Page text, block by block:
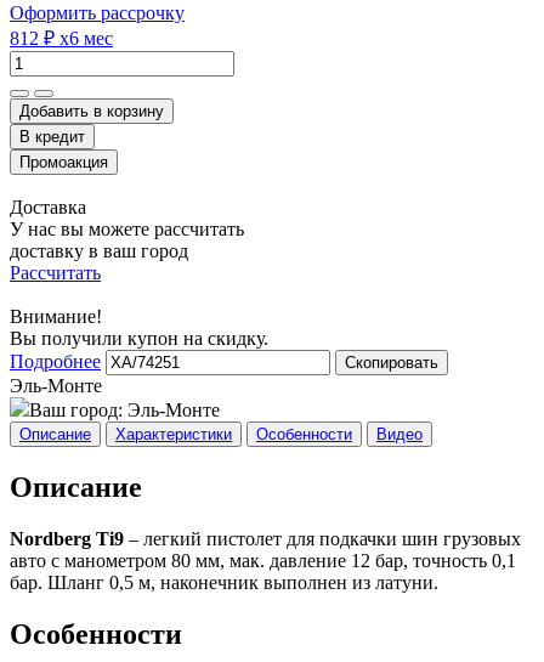
Оформить рассрочку
812 ₽ x6 мес
Добавить в корзину
Доставка
У нас вы можете рассчитать
доставку в ваш город
Рассчитать
Внимание!
Вы получили купон на скидку.
Подробнее
Скопировать
Эль-Монте
Ваш город: Эль-Монте
Описание Характеристики Особенности Видео
Описание
Nordberg Ti9 – легкий пистолет для подкачки шин грузовых
авто с манометром 80 мм, мак. давление 12 бар, точность 0,1
бар. Шланг 0,5 м, наконечник выполнен из латуни.
Особенности